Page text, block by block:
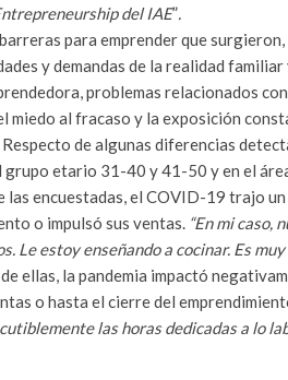
del IAE”.
para emprender que
y demandas de la realidad
problemas relacionados
miedo al fracaso y la exposición
de algunas diferencias
grupo etario 31-40 y 41-50 y en el
las encuestadas, el COVID-19 trajo
o impulsó sus ventas. “En mi caso,
Le estoy enseñando a cocinar. Es muy
ellas, la pandemia impactó
o hasta el cierre del
las horas dedicadas a lo